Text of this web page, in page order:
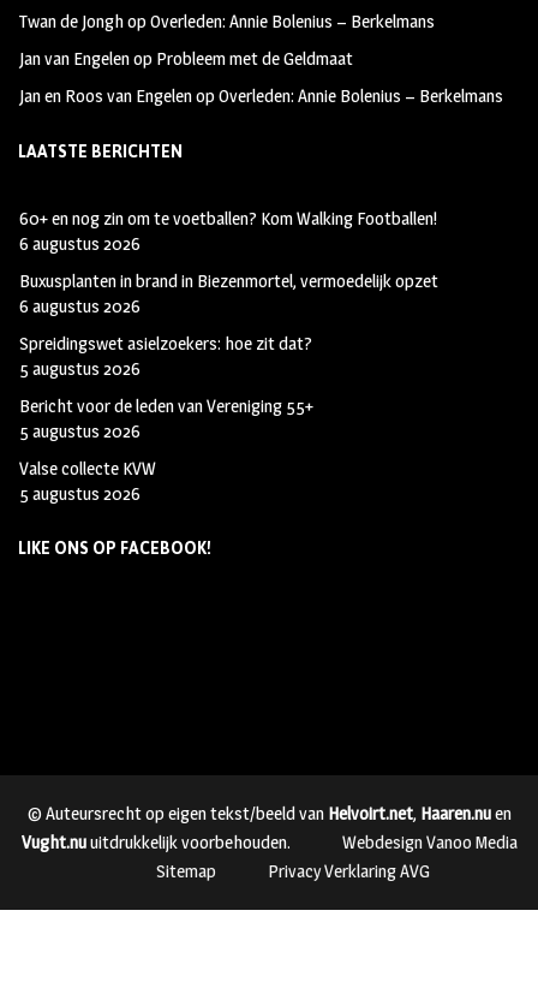
Twan de JonghopOverleden: Annie Bolenius – Berkelmans
Jan van Engelenop Probleem met de Geldmaat
Jan en Roos van EngelenopOverleden: Annie Bolenius – Berkelmans
LAATSTE BERICHTEN
60+ en nog zin om te voetballen? Kom Walking Footballen!
6 augustus 2026
Buxusplanten in brand in Biezenmortel, vermoedelijk opzet
6 augustus 2026
Spreidingswet asielzoekers: hoe zit dat?
5 augustus 2026
Bericht voor de leden van Vereniging 55+
5 augustus 2026
Valse collecte KVW
5 augustus 2026
LIKE ONS OP FACEBOOK!
© Auteursrecht op eigen tekst/beeld van Helvoirt.net, Haaren.nuen
Vught.nuuitdrukkelijk voorbehouden.
Webdesign Vanoo Media
Sitemap
Privacy Verklaring AVG